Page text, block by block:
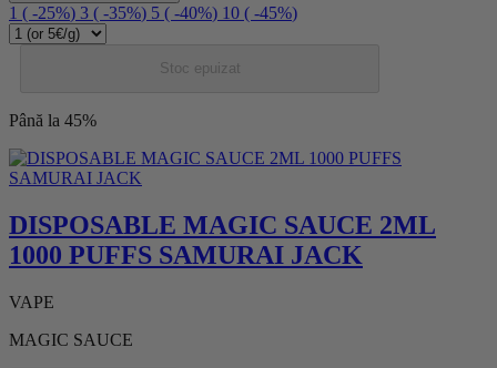
1 ( -25%) 3 ( -35%) 5 ( -40%) 10 ( -45%)
Stoc epuizat
Până la 45%
DISPOSABLE MAGIC SAUCE 2ML
1000 PUFFS SAMURAI JACK
VAPE
MAGIC SAUCE